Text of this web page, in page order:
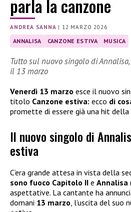
parla la canzone
ANDREA SANNA | 12 MARZO 2026
ANNALISA CANZONE ESTIVA MUSICA
Tutto sul nuovo singolo di
il 13 marzo
Venerdì 13 marzo esce il nuovo
titolo Canzone estiva: ecco di
promette di essere già una hit della
Il nuovo singolo di
estiva
C’era grande attesa in vista della
sono fuoco Capitolo II e Annalisa
aspettative. La cantante ha
domani 13 marzo, l’uscita del suo